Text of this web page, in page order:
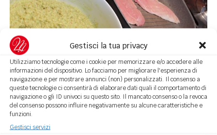
Gestisci la tua privacy
Utilizziamo tecnologie come i cookie per memorizzare e/o accedere alle
informazioni del dispositivo. Lo facciamo per migliorare l'esperienza di
navigazione e per mostrare annunci (non) personalizzati. Il consenso a
queste tecnologie ci consentirà di elaborare dati quali il comportamento di
navigazione o gli ID univoci su questo sito. Il mancato consenso o la revoca
del consenso possono influire negativamente su alcune caratteristiche e
funzioni.
Gestisci servizi
Tagliamo le fettine di pollo la listeralle e
mescoliamole con il bulghur e pesto.